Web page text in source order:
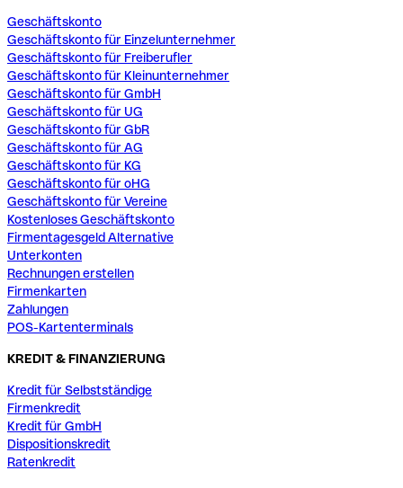
Geschäftskonto
Geschäftskonto für Einzelunternehmer
Geschäftskonto für Freiberufler
Geschäftskonto für Kleinunternehmer
Geschäftskonto für GmbH
Geschäftskonto für UG
Geschäftskonto für GbR
Geschäftskonto für AG
Geschäftskonto für KG
Geschäftskonto für oHG
Geschäftskonto für Vereine
Kostenloses Geschäftskonto
Firmentagesgeld Alternative
Unterkonten
Rechnungen erstellen
Firmenkarten
Zahlungen
POS-Kartenterminals
KREDIT & FINANZIERUNG
Kredit für Selbstständige
Firmenkredit
Kredit für GmbH
Dispositionskredit
Ratenkredit